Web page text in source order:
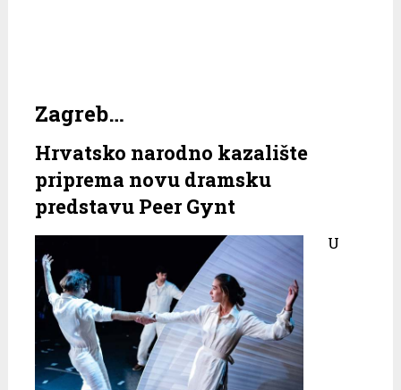
Zagreb…
Hrvatsko narodno kazalište
priprema novu dramsku
predstavu Peer Gynt
U